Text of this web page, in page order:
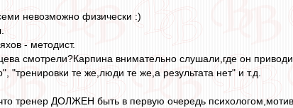
невозможно физически :)
- методист.
смотрели?Карпина внимательно слушали,где он
"тренировки те же,люди те же,а результата нет" и т.д.
тренер ДОЛЖЕН быть в первую очередь